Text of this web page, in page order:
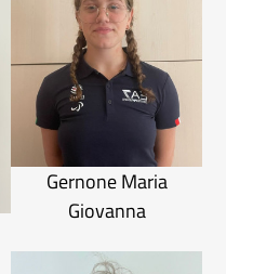
Gernone Maria
Giovanna